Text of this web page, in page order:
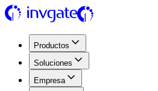
Productos
Soluciones
Empresa